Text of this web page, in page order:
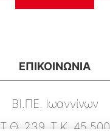
ΕΠΙΚΟΙΝΩΝΙΑ
ΒΙ.ΠΕ. Ιωαννίνων
Τ.Θ. 239, Τ.Κ. 45 500